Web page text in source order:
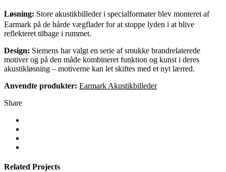
Løsning: Store akustikbilleder i specialformater blev monteret af
Earmark på de hårde vægflader for at stoppe lyden i at blive
reflekteret tilbage i rummet.
Design: Siemens har valgt en serie af smukke brandrelaterede
motiver og på den måde kombineret funktion og kunst i deres
akustikløsning – motiverne kan let skiftes med et nyt lærred.
Anvendte produkter: Earmark Akustikbilleder
Share
Related Projects